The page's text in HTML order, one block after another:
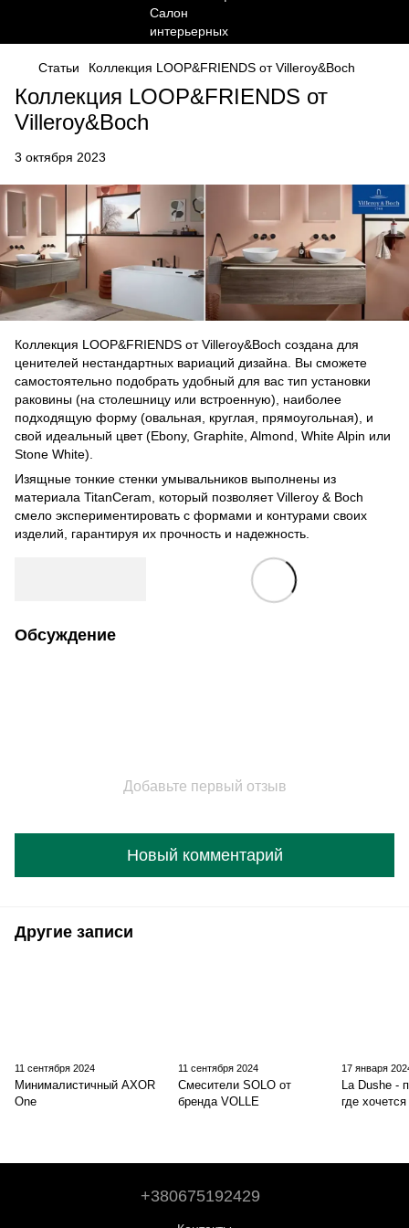
Статьи Коллекция LOOP&FRIENDS от Villeroy&Boch
Коллекция LOOP&FRIENDS от
Villeroy&Boch
3 октября 2023
Коллекция LOOP&FRIENDS от Villeroy&Boch создана для
ценителей нестандартных вариаций дизайна. Вы сможете
самостоятельно подобрать удобный для вас тип установки
раковины (на столешницу или встроенную), наиболее
подходящую форму (овальная, круглая, прямоугольная), и
свой идеальный цвет (Ebony, Graphite, Almond, White Alpin или
Stone White).
Изящные тонкие стенки умывальников выполнены из
материала TitanCeram, который позволяет Villeroy & Boch
смело экспериментировать с формами и контурами своих
изделий, гарантируя их прочность и надежность.
Обсуждение
Добавьте первый отзыв
Новый комментарий
Другие записи
11 сентября 2024
Минималистичный AXOR
One
11 сентября 2024
Смесители SOLO от
бренда VOLLE
17 января
La Dushe -
где
+380675192429